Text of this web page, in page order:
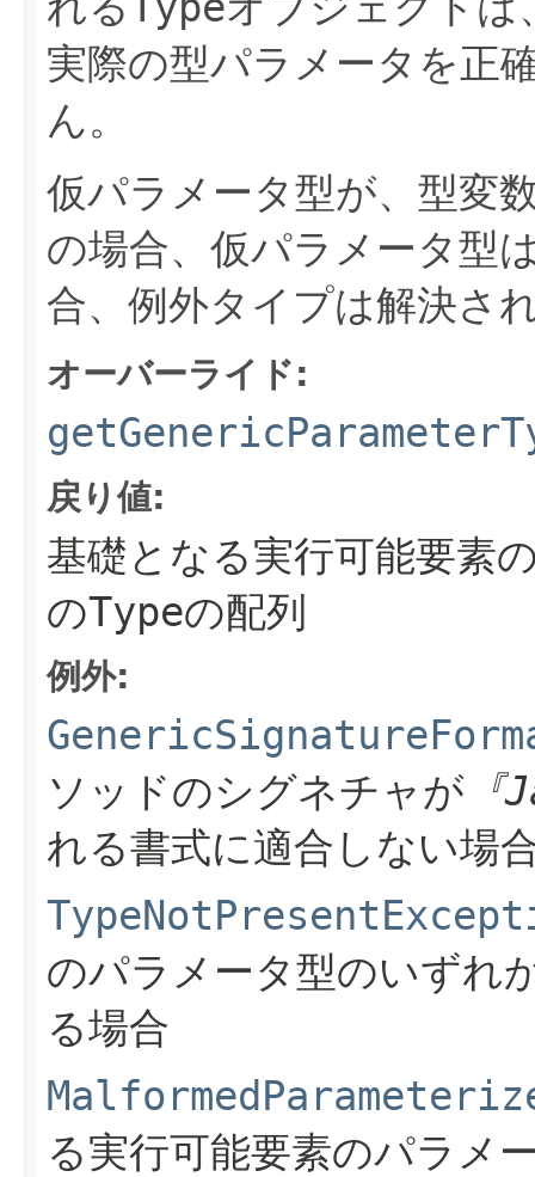
実際の型パラメータを正
ん。
仮パラメータ型が、型変
の場合、仮パラメータ型
合、例外タイプは解決さ
オーバーライド:
戻り値:
基礎となる実行可能要素
のTypeの配列
例外:
ソッドのシグネチャが
れる書式に適合しない場
のパラメータ型のいずれ
る場合
る実行可能要素のパラメ